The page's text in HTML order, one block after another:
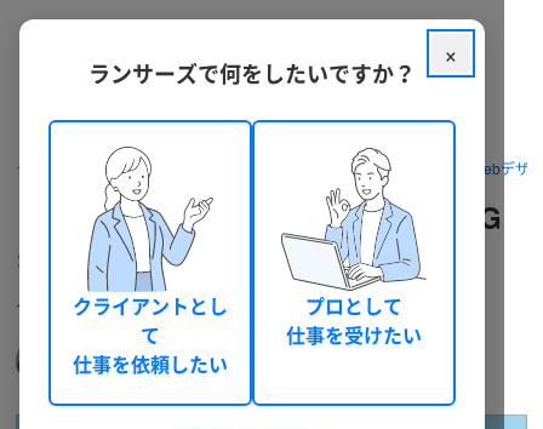
クラウドソーシング ランサーズ パッケージを探す デザイン・Webデザ
【NFTやアニメーションなど】3DCG
キャラクターの制作承ります
イメージに合わせたキャラクターの3DCGを作成いたします。
鹿毛伸悟(Uwskage)
×
ランサーズで何をしたいですか？
クライアントとし
て
仕事を依頼したい
プロとして
仕事を受けたい